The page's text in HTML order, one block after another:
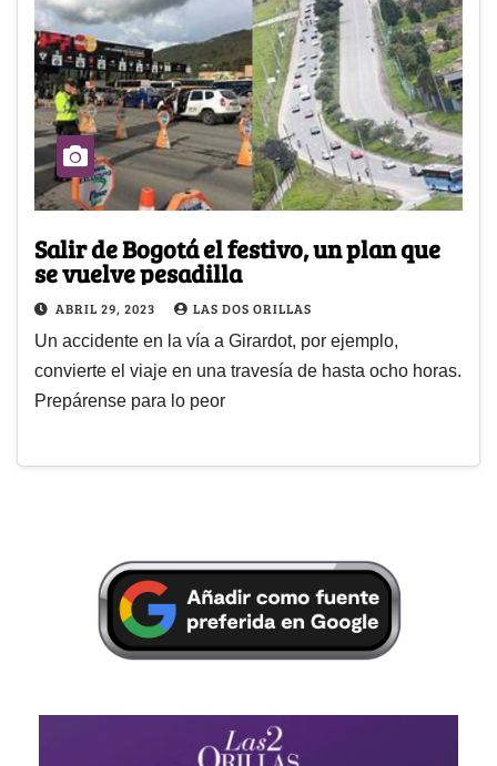
Salir de Bogotá el festivo, un plan que
se vuelve pesadilla
ABRIL 29, 2023 LAS DOS ORILLAS
Un accidente en la vía a Girardot, por ejemplo,
convierte el viaje en una travesía de hasta ocho horas.
Prepárense para lo peor